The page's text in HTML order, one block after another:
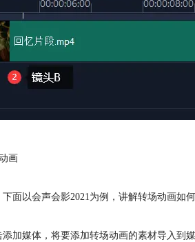
画
面以会声会影2021为例，讲解转场动画如何
加媒体，将要添加转场动画的素材导入到媒